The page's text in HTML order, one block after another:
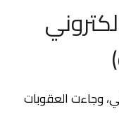
وجاءت العقوبات